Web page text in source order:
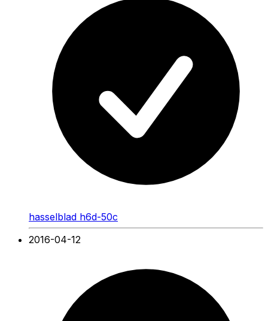
hasselblad h6d-50c
2016-04-12